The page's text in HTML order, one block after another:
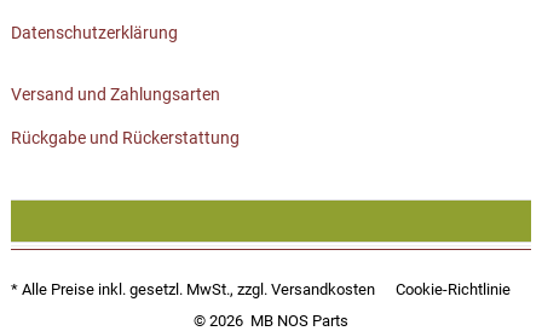
Datenschutzerklärung
Versand und Zahlungsarten
Rückgabe und Rückerstattung
* Alle Preise inkl. gesetzl. MwSt., zzgl. Versandkosten
Cookie-Richtlinie
© 2026 MB NOS Parts